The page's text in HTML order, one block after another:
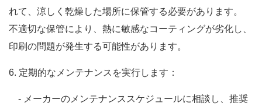
れて、涼しく乾燥した場所に保管する必要があります。
不適切な保管により、熱に敏感なコーティングが劣化し、
印刷の問題が発生する可能性があります。
6. 定期的なメンテナンスを実行します：
- メーカーのメンテナンススケジュールに相談し、推奨